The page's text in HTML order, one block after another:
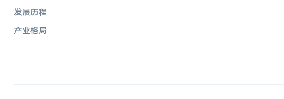
发展历程
产业格局